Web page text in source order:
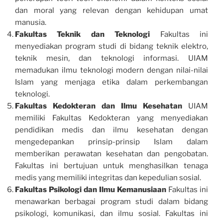
dan moral yang relevan dengan kehidupan umat
manusia.
Fakultas Teknik dan Teknologi Fakultas ini
menyediakan program studi di bidang teknik elektro,
teknik mesin, dan teknologi informasi. UIAM
memadukan ilmu teknologi modern dengan nilai-nilai
Islam yang menjaga etika dalam perkembangan
teknologi.
Fakultas Kedokteran dan Ilmu Kesehatan UIAM
memiliki Fakultas Kedokteran yang menyediakan
pendidikan medis dan ilmu kesehatan dengan
mengedepankan prinsip-prinsip Islam dalam
memberikan perawatan kesehatan dan pengobatan.
Fakultas ini bertujuan untuk menghasilkan tenaga
medis yang memiliki integritas dan kepedulian sosial.
Fakultas Psikologi dan Ilmu Kemanusiaan Fakultas ini
menawarkan berbagai program studi dalam bidang
psikologi, komunikasi, dan ilmu sosial. Fakultas ini